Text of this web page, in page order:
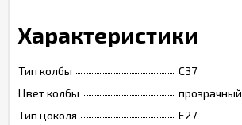
Характеристики
Тип колбы
C37
Цвет колбы
прозрачный
Тип цоколя
Е27